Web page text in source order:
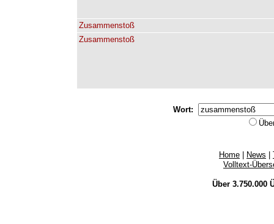
Zusammenstoß
Zusammenstoß
Wort:
Home News
Volltext-
Über 3.750.000